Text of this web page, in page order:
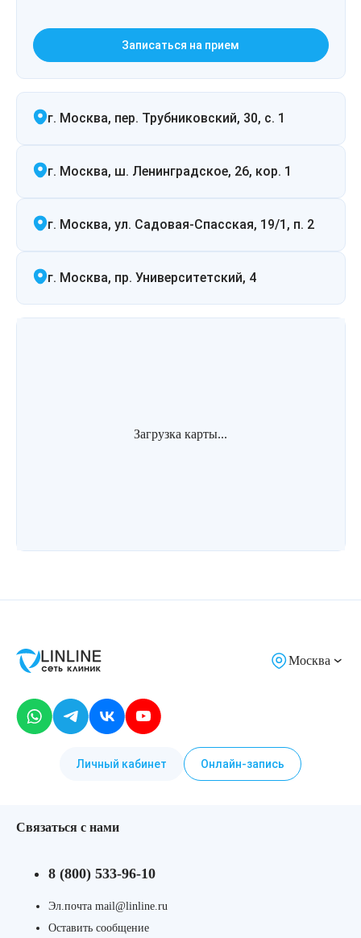
Записаться на прием
г. Москва, пер. Трубниковский, 30, с. 1
г. Москва, ш. Ленинградское, 26, кор. 1
г. Москва, ул. Садовая-Спасская, 19/1, п. 2
г. Москва, пр. Университетский, 4
Загрузка карты...
Москва
Личный кабинет Онлайн-запись
Связаться с нами
8 (800) 533-96-10
Эл.почта mail@linline.ru
Оставить сообщение